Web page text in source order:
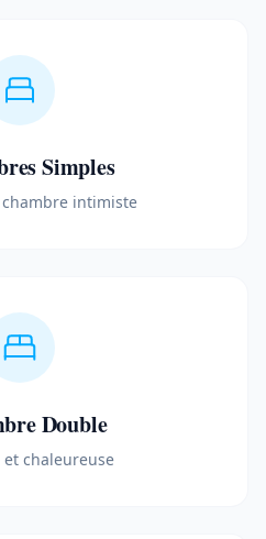
Simples
intimiste
Double
et chaleureuse